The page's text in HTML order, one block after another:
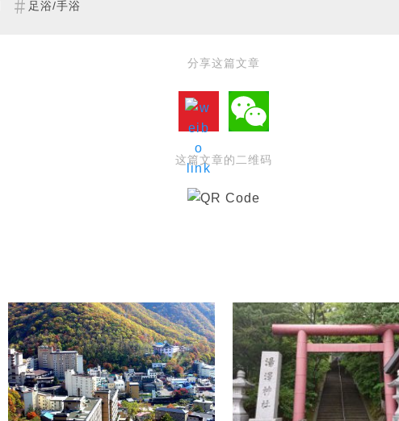
足浴/手浴
分享这篇文章
这篇文章的二维码